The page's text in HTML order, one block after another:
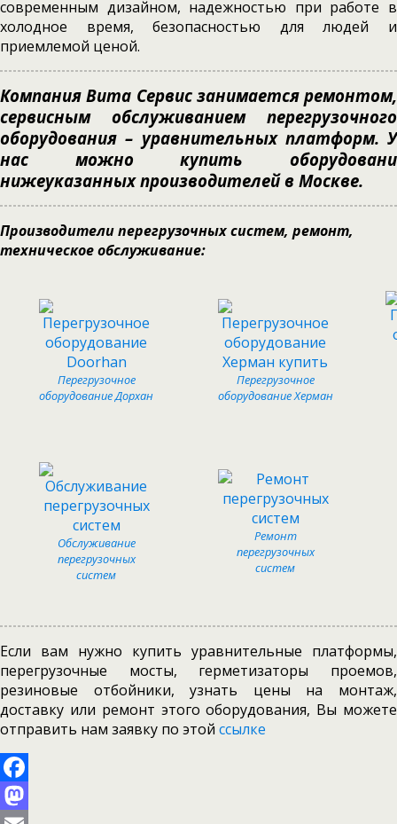
современным дизайном, надежностью при работе в
холодное время, безопасностью для людей и
приемлемой ценой.
Компания Вита Сервис занимается ремонтом,
сервисным обслуживанием перегрузочного
оборудования – уравнительных платформ. У
нас можно купить оборудовани
нижеуказанных производителей в Москве.
Производители перегрузочных систем, ремонт,
техническое обслуживание:
Перегрузочное
оборудование Дорхан
Перегрузочное
оборудование Херман
Обслуживание
перегрузочных
систем
Ремонт
перегрузочных
систем
Если вам нужно купить уравнительные платформы,
перегрузочные мосты, герметизаторы проемов,
резиновые отбойники, узнать цены на монтаж,
доставку или ремонт этого оборудования, Вы можете
отправить нам заявку по этой ссылке
Facebook